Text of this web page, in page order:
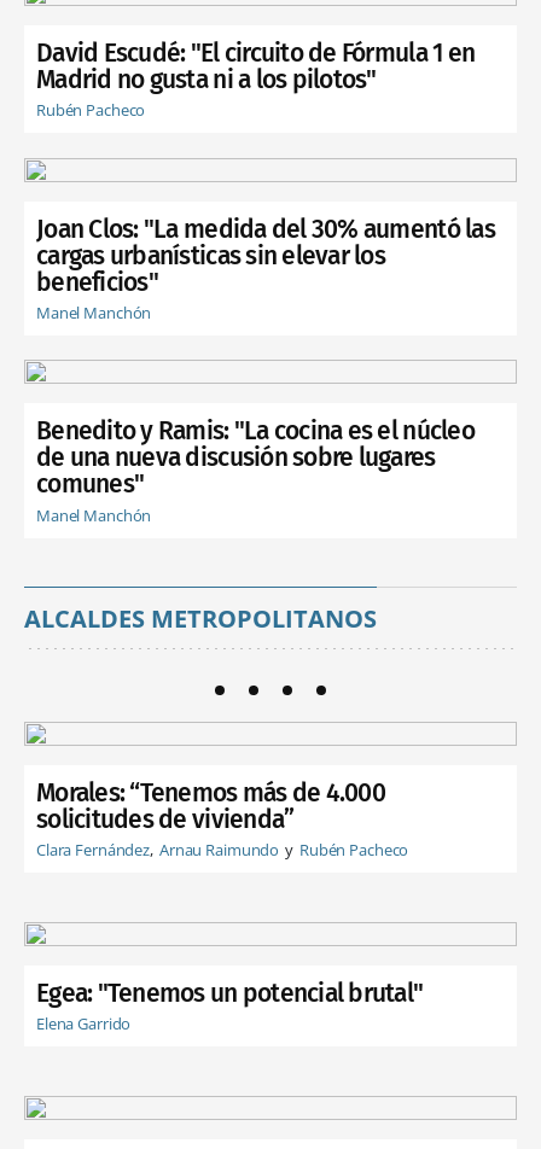
David Escudé: "El circuito de Fórmula 1 en
Madrid no gusta ni a los pilotos"
Rubén Pacheco
Joan Clos: "La medida del 30% aumentó las
cargas urbanísticas sin elevar los
beneficios"
Manel Manchón
Benedito y Ramis: "La cocina es el núcleo
de una nueva discusión sobre lugares
comunes"
Manel Manchón
ALCALDES METROPOLITANOS
Morales: “Tenemos más de 4.000
solicitudes de vivienda”
Clara Fernández Arnau Raimundo Rubén Pacheco
Egea: "Tenemos un potencial brutal"
Elena Garrido